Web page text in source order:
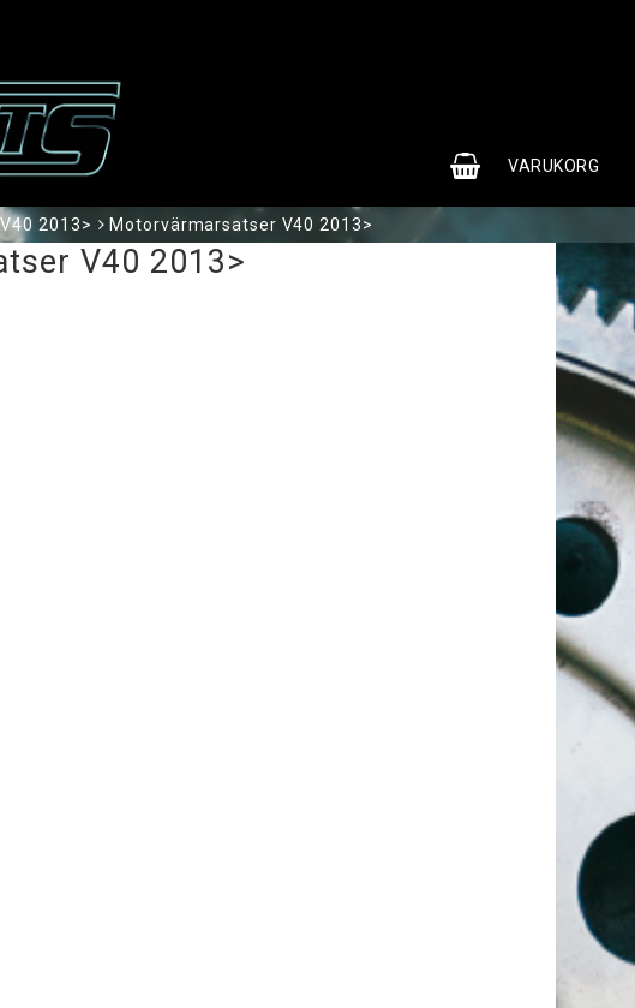
VARUKORG
2013> Motorvärmarsatser V40 2013>
V40 2013>